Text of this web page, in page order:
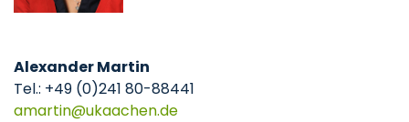
Alexander Martin
Tel.: +49 (0)241 80-88441
amartin
ukaachende